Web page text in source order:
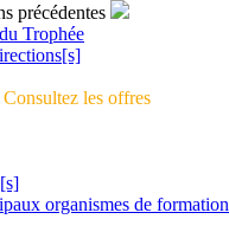
précédentes
Trophée
Consultez les offres
organismes de formation